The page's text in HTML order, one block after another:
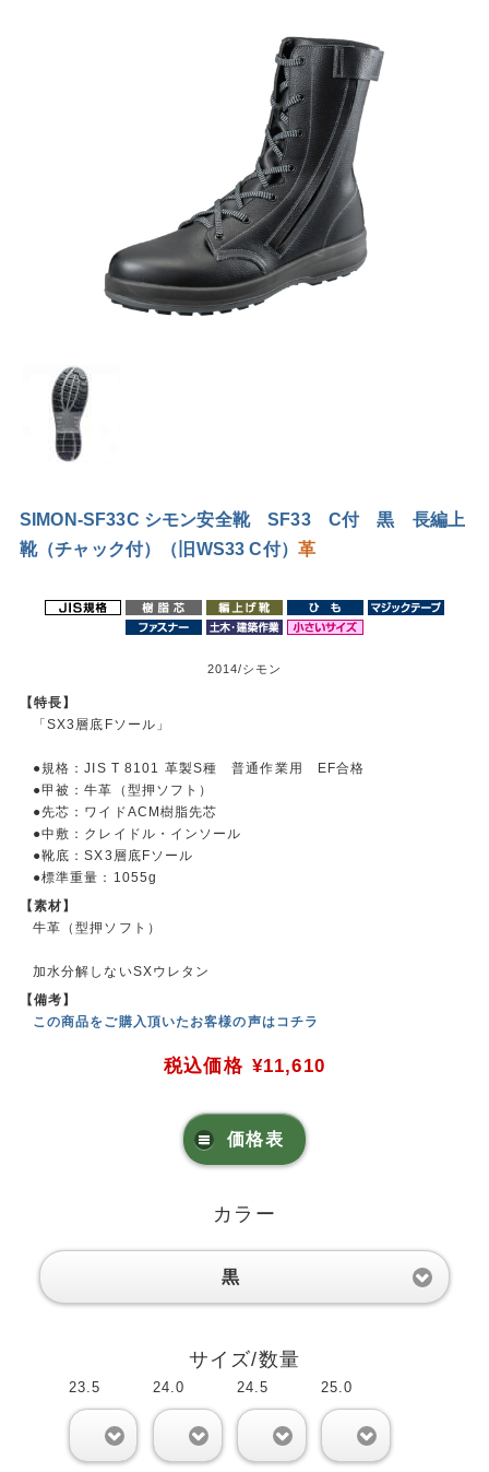
SIMON-SF33C シモン安全靴 SF33 C付 黒 長編上
靴（チャック付）（旧WS33 C付） 革
2014/シモン
【特長】
「SX3層底Fソール」
●規格：JIS T 8101 革製S種 普通作業用 EF合格
●甲被：牛革（型押ソフト）
●先芯：ワイドACM樹脂先芯
●中敷：クレイドル・インソール
●靴底：SX3層底Fソール
●標準重量：1055g
【素材】
牛革（型押ソフト）
加水分解しないSXウレタン
【備考】
この商品をご購入頂いたお客様の声はコチラ
税込価格 ¥11,610
価格表
カラー
黒
サイズ/数量
23.5 24.0 24.5 25.0